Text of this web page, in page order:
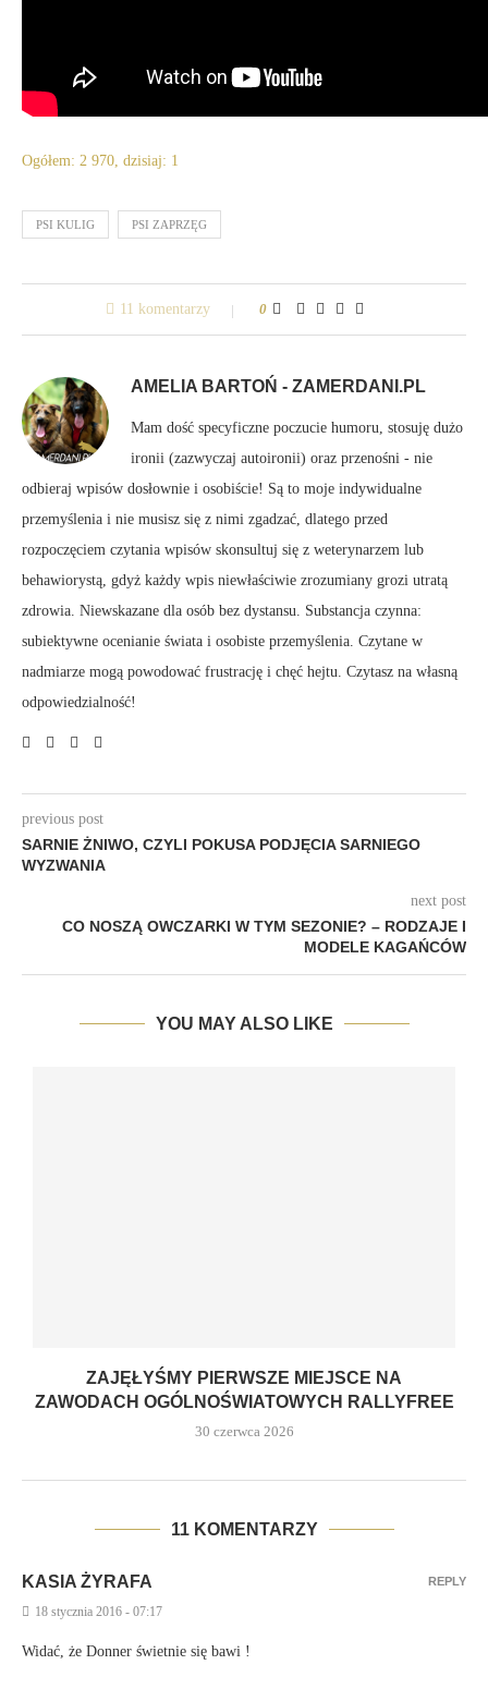
Ogółem: 2 970, dzisiaj: 1
PSI KULIG PSI ZAPRZĘG
11 komentarzy 0
AMELIA BARTOŃ - ZAMERDANI.PL
Mam dość specyficzne poczucie humoru, stosuję dużo
ironii (zazwyczaj autoironii) oraz przenośni - nie
odbieraj wpisów dosłownie i osobiście! Są to moje indywidualne
przemyślenia i nie musisz się z nimi zgadzać, dlatego przed
rozpoczęciem czytania wpisów skonsultuj się z weterynarzem lub
behawiorystą, gdyż każdy wpis niewłaściwie zrozumiany grozi utratą
zdrowia. Niewskazane dla osób bez dystansu. Substancja czynna:
subiektywne ocenianie świata i osobiste przemyślenia. Czytane w
nadmiarze mogą powodować frustrację i chęć hejtu. Czytasz na własną
odpowiedzialność!
previous post
SARNIE ŻNIWO, CZYLI POKUSA PODJĘCIA SARNIEGO
WYZWANIA
next post
CO NOSZĄ OWCZARKI W TYM SEZONIE? – RODZAJE I
MODELE KAGAŃCÓW
YOU MAY ALSO LIKE
ZAJĘŁYŚMY PIERWSZE MIEJSCE NA
ZAWODACH OGÓLNOŚWIATOWYCH RALLYFREE
30 czerwca 2026
11 KOMENTARZY
KASIA ŻYRAFA
18 stycznia 2016 - 07:17
Widać, że Donner świetnie się bawi !
REPLY